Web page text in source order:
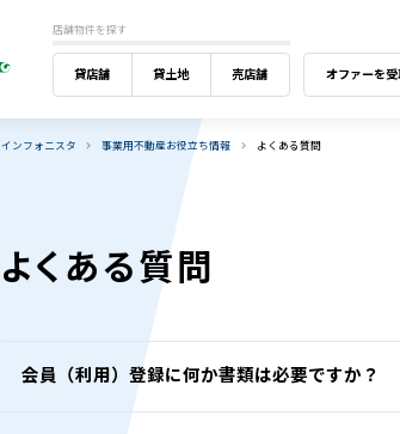
店舗物件を探す
貸店舗 貸土地 売店舗 オファーを受
インフォニスタ 事業用不動産お役立ち情報 よくある質問
よくある質問
会員（利用）登録に何か書類は必要ですか？